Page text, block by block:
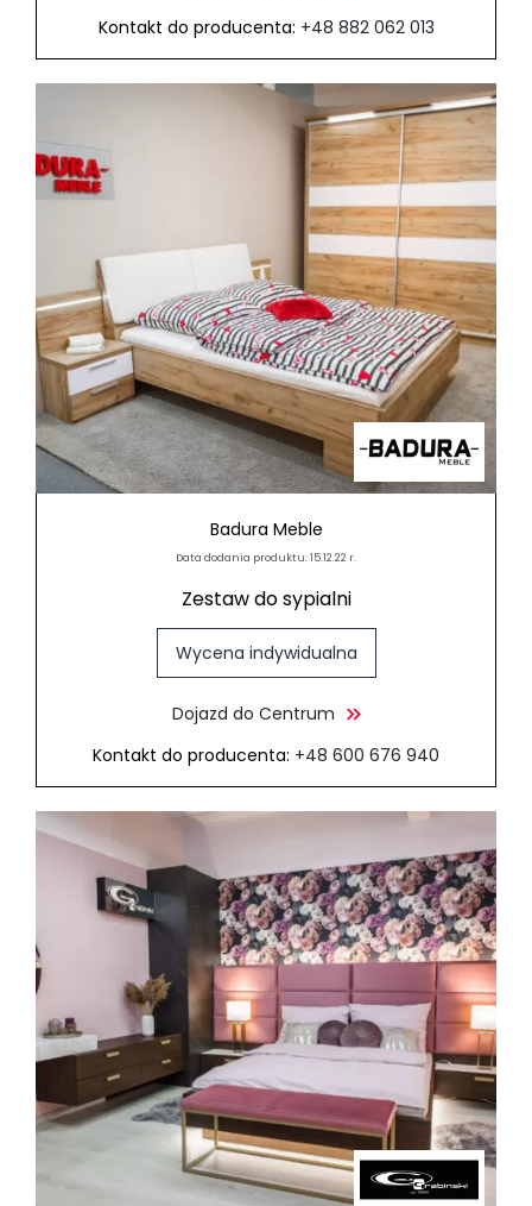
Kontakt do producenta: +48 882 062 013
Badura Meble
Data dodania produktu: 15.12.22 r.
Zestaw do sypialni
Wycena indywidualna
Dojazd do Centrum
Kontakt do producenta: +48 600 676 940